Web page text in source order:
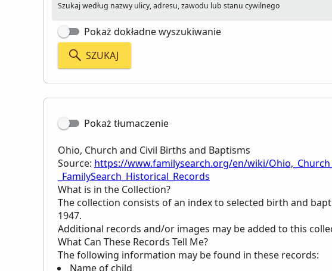
Szukaj według nazwy ulicy, adresu, zawodu lub stanu cywilnego
Pokaż dokładne wyszukiwanie
SZUKAJ
Pokaż tłumaczenie
Ohio, Church and Civil Births and Baptisms
Source: https://www.familysearch.org/en/wiki/
_FamilySearch_Historical_Records
What is in the Collection?
The collection consists of an index to selected birth and
1947.
Additional records and/or images may be added to this
What Can These Records Tell Me?
The following information may be found in these records:
Name of child